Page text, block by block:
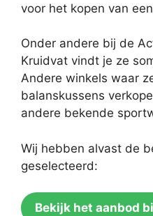
voor het kopen van
Onder andere bij de
Kruidvat vindt je ze
Andere winkels waar
balanskussens
andere bekende
Wij hebben alvast de
geselecteerd:
Bekijk het aanbod